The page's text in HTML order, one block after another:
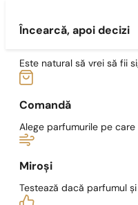
Încearcă, apoi decizi
Este natural să vrei să fii
Comandă
Alege parfumurile pe
Miroși
Testează dacă parfumul